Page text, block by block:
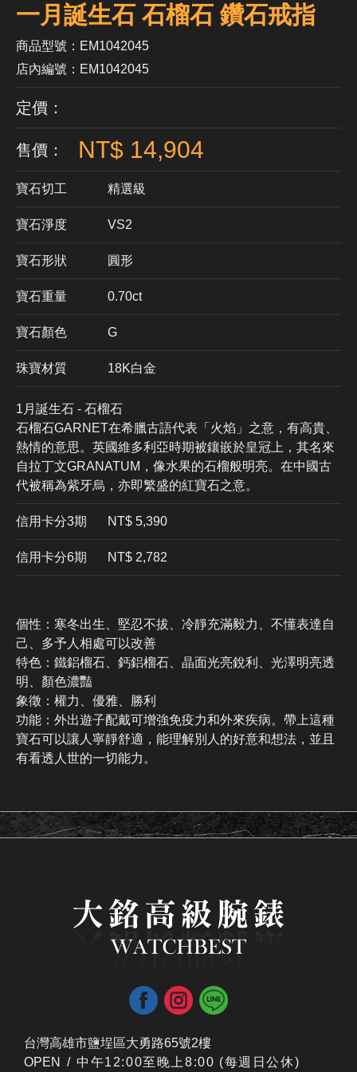
一月誕生石 石榴石 鑽石戒指
商品型號：EM1042045
店內編號：EM1042045
定價：
售價： NT$ 14,904
寶石切工 精選級
寶石淨度 VS2
寶石形狀 ​圓形
寶石重量 0.70ct
寶石顏色 G
珠寶材質 18K白金
1月誕生石 - 石榴石
石榴石GARNET在希臘古語代表「火焰」之意，有高貴、
熱情的意思。英國維多利亞時期被鑲嵌於皇冠上，其名來
自拉丁文GRANATUM，像水果的石榴般明亮。在中國古
代被稱為紫牙烏，亦即繁盛的紅寶石之意。
信用卡分3期 ​NT$ 5,390
信用卡分6期 NT$ 2,782
個性：寒冬出生、堅忍不拔、冷靜充滿毅力、不懂表達自
己、多予人相處可以改善
特色：鐵鋁榴石、鈣鋁榴石、晶面光亮銳利、光澤明亮透
明、顏色濃豔
象徵：權力、優雅、勝利
功能：外出遊子配戴可增強免疫力和外來疾病。帶上這種
寶石可以讓人寧靜舒適，能理解別人的好意和想法，並且
有看透人世的一切能力。
台灣高雄市鹽埕區大勇路65號2樓
OPEN / ​中午12:00至晚上8:00 (每週日公休)